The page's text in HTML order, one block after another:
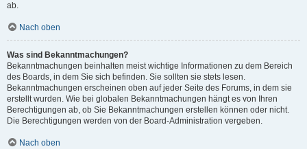
ab.
Nach oben
Was sind Bekanntmachungen?
Bekanntmachungen beinhalten meist wichtige Informationen zu dem Bereich
des Boards, in dem Sie sich befinden. Sie sollten sie stets lesen.
Bekanntmachungen erscheinen oben auf jeder Seite des Forums, in dem sie
erstellt wurden. Wie bei globalen Bekanntmachungen hängt es von Ihren
Berechtigungen ab, ob Sie Bekanntmachungen erstellen können oder nicht.
Die Berechtigungen werden von der Board-Administration vergeben.
Nach oben